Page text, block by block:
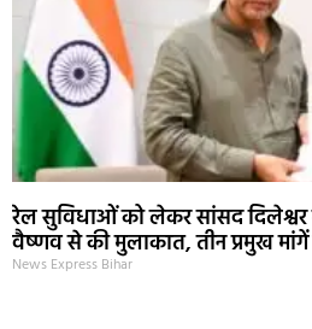
रेल सुविधाओं को लेकर सांसद दिलेश्वर
वैष्णव से की मुलाकात, तीन प्रमुख
News Express Bihar